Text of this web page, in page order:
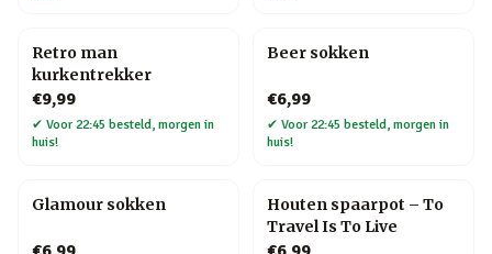
Retro man
kurkentrekker
€9,99
✔ Voor 22:45 besteld, morgen in
huis!
Beer sokken
€6,99
✔ Voor 22:45 besteld, morgen in
huis!
Glamour sokken
Houten spaarpot – To
Travel Is To Live